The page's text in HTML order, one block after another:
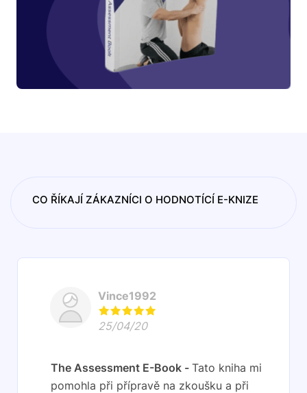
CO ŘÍKAJÍ ZÁKAZNÍCI O HODNOTÍCÍ E-KNIZE
Vince1992
25/04/20
The Assessment E-Book
Tato kniha mi
pomohla při přípravě na zkoušku a při